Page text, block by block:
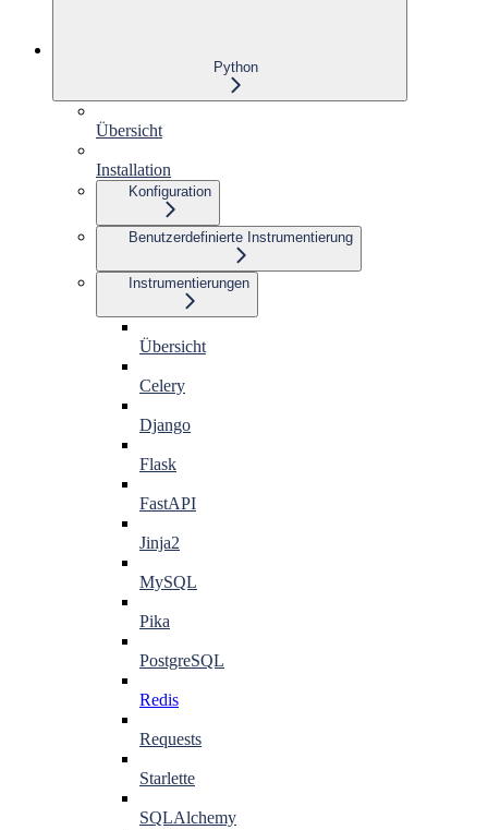
Python
Übersicht
Installation
Konfiguration
Benutzerdefinierte Instrumentierung
Instrumentierungen
Übersicht
Celery
Django
Flask
FastAPI
Jinja2
MySQL
Pika
PostgreSQL
Redis
Requests
Starlette
SQLAlchemy